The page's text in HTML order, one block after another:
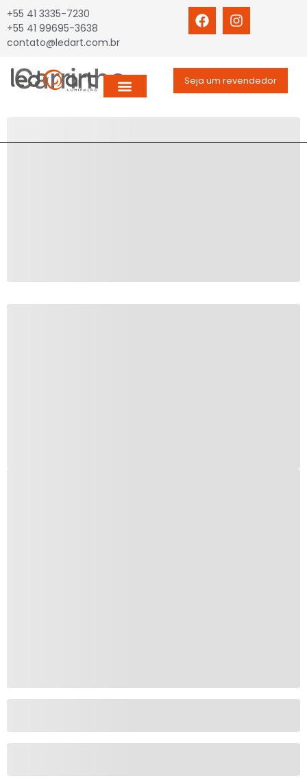
+55 41 3335-7230
+55 41 99695-3638
contato@ledart.com.br
Seja um revendedor
Carrinho